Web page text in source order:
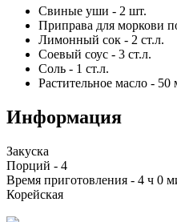
Свиные уши - 2 шт.
Приправа для моркови
Лимонный сок - 2 ст.л.
Соевый соус - 3 ст.л.
Соль - 1 ст.л.
Растительное масло - 50
Информация
Закуска
Порций - 4
Время приготовления - 4 ч 0
Корейская